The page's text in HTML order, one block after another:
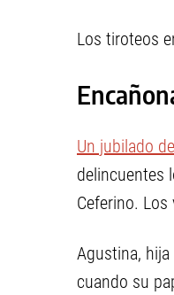
Los tiroteos
Un jubilado
delincuentes
Ceferino.
Agustina,
cuando su